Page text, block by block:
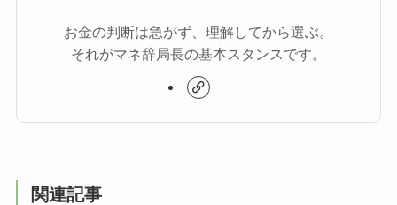
お金の判断は急がず、理解してから選ぶ。
それがマネ辞局長の基本スタンスです。
関連記事